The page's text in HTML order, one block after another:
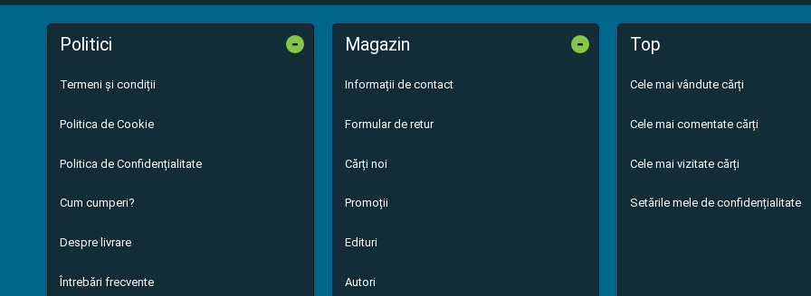
Politici -
Termeni și condiții
Politica de Cookie
Politica de Confidențialitate
Cum cumperi?
Despre livrare
Întrebări frecvente
Magazin -
Informații de contact
Formular de retur
Cărți noi
Promoții
Edituri
Autori
Top
Cele mai vândute cărți
Cele mai comentate cărți
Cele mai vizitate cărți
Setările mele de confidențialitate